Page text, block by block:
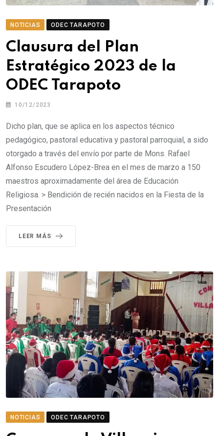
NOTICIAS ODEC TARAPOTO
Clausura del Plan
Estratégico 2023 de la
ODEC Tarapoto
10/12/2023
Dicho plan, que se aplica en los aspectos técnico
pedagógico, pastoral educativa y pastoral parroquial, a sido
otorgado a través del envío por parte de Mons. Rafael
Alfonso Escudero López-Brea en el mes de marzo a 150
maestros aproximadamente del área de Educación
Religiosa. > Bendición de recién nacidos en la Fiesta de la
Presentación
LEER MÁS
NOTICIAS ODEC TARAPOTO